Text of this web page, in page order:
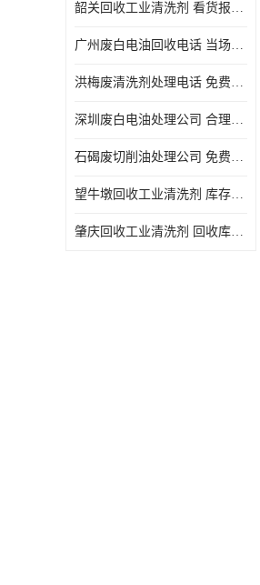
韶关回收工业清洗剂 看货报价 欢迎电话咨询
广州废白电油回收电话 当场结算 现款结算
洪梅废清洗剂处理电话 免费估价 大量尾货回收
深圳废白电油处理公司 合理估价 上门评估报价
石碣废切削油处理公司 免费估价 量大量小均可
望牛墩回收工业清洗剂 库存积压回收 大量尾货回收
肇庆回收工业清洗剂 回收库存 量大量小均可